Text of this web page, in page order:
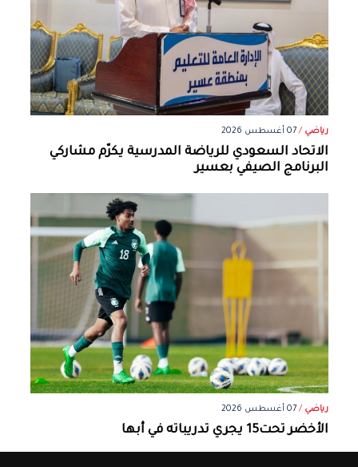
رياضي /07 أغسطس 2026
الاتحاد السعودي للرياضة المدرسية يكرّم مشاركي
البرنامج الصيفي بعسير
رياضي /07 أغسطس 2026
الأخضر تحت15 يجري تدريباته في أبها